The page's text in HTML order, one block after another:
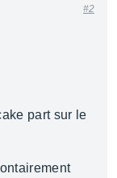
#2
part sur le